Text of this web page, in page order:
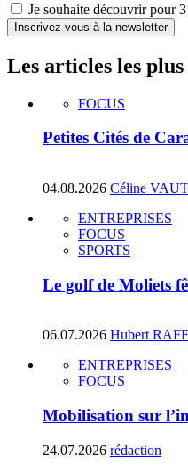
Je souhaite découvrir pour
Inscrivez-vous à la newsletter
Les articles les plus
FOCUS
Petites Cités de
04.08.2026 Céline
ENTREPRISES
FOCUS
SPORTS
Le golf de Moliets
06.07.2026 Hubert
ENTREPRISES
FOCUS
Mobilisation sur
24.07.2026 rédaction